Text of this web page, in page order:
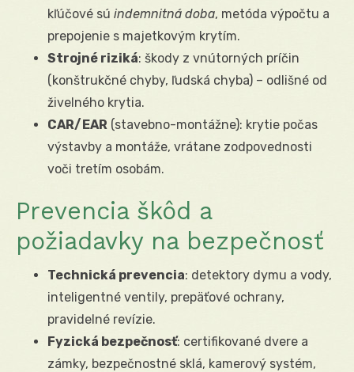
kľúčové sú indemnitná doba, metóda výpočtu a
prepojenie s majetkovým krytím.
Strojné riziká: škody z vnútorných príčin
(konštrukčné chyby, ľudská chyba) – odlišné od
živelného krytia.
CAR/EAR (stavebno-montážne): krytie počas
výstavby a montáže, vrátane zodpovednosti
voči tretím osobám.
Prevencia škôd a
požiadavky na bezpečnosť
Technická prevencia: detektory dymu a vody,
inteligentné ventily, prepäťové ochrany,
pravidelné revízie.
Fyzická bezpečnosť: certifikované dvere a
zámky, bezpečnostné sklá, kamerový systém,